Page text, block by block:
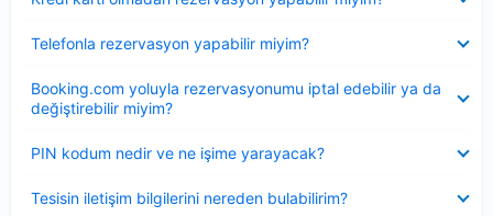
Telefonla rezervasyon yapabilir miyim?
Booking.com yoluyla rezervasyonumu iptal edebilir ya da
değiştirebilir miyim?
PIN kodum nedir ve ne işime yarayacak?
Tesisin iletişim bilgilerini nereden bulabilirim?